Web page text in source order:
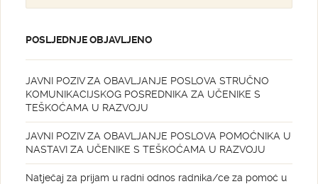
POSLJEDNJE OBJAVLJENO
JAVNI POZIV ZA OBAVLJANJE POSLOVA STRUČNO
KOMUNIKACIJSKOG POSREDNIKA ZA UČENIKE S
TEŠKOĆAMA U RAZVOJU
JAVNI POZIV ZA OBAVLJANJE POSLOVA POMOĆNIKA U
NASTAVI ZA UČENIKE S TEŠKOĆAMA U RAZVOJU
Natječaj za prijam u radni odnos radnika/ce za pomoć u